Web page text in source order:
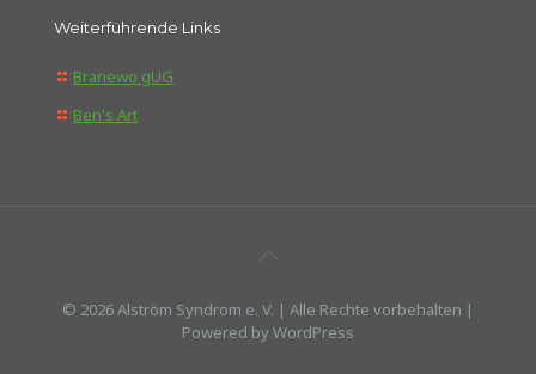
Weiterführende Links
Branewo gUG
Ben's Art
© 2026 Alström Syndrom e. V. | Alle Rechte vorbehalten |
Powered by WordPress